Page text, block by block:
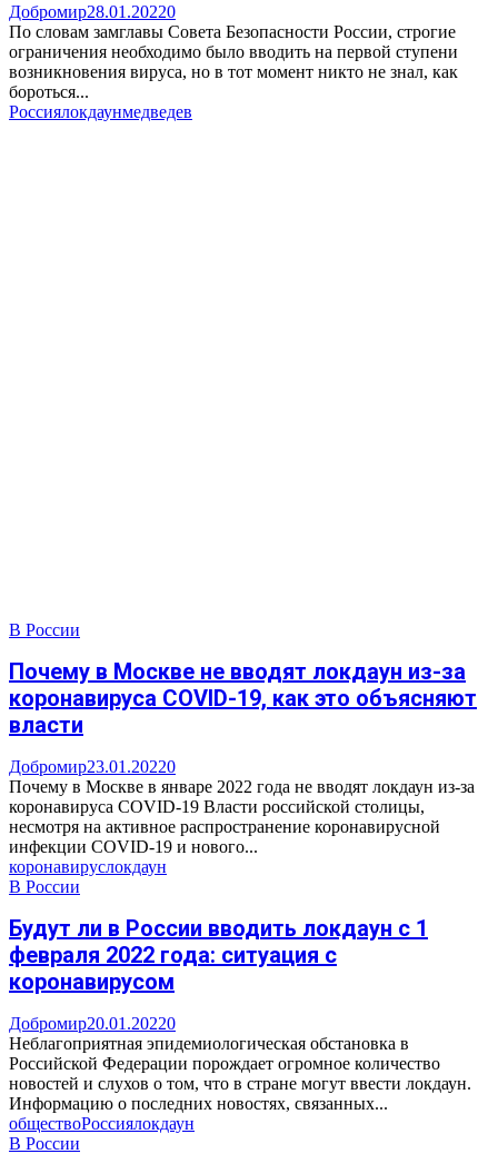
Добромир28.01.20220
По словам замглавы Совета Безопасности России, строгие
ограничения необходимо было вводить на первой ступени
возникновения вируса, но в тот момент никто не знал, как
бороться...
Россиялокдаунмедведев
В России
Почему в Москве не вводят локдаун из-за
коронавируса COVID-19, как это объясняют
власти
Добромир23.01.20220
Почему в Москве в январе 2022 года не вводят локдаун из-за
коронавируса COVID-19 Власти российской столицы,
несмотря на активное распространение коронавирусной
инфекции COVID-19 и нового...
коронавируслокдаун
В России
Будут ли в России вводить локдаун с 1
февраля 2022 года: ситуация с
коронавирусом
Добромир20.01.20220
Неблагоприятная эпидемиологическая обстановка в
Российской Федерации порождает огромное количество
новостей и слухов о том, что в стране могут ввести локдаун.
Информацию о последних новостях, связанных...
обществоРоссиялокдаун
В России